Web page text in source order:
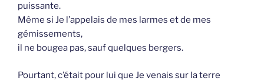
puissante.
Même si Je l’appelais de mes larmes et de mes
gémissements,
il ne bougea pas, sauf quelques bergers.
Pourtant, c’était pour lui que Je venais sur la terre